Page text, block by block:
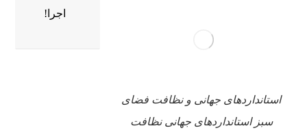
استانداردهای جهانی و نظافت فضای
سبز استانداردهای جهانی نظافت
اجرا!